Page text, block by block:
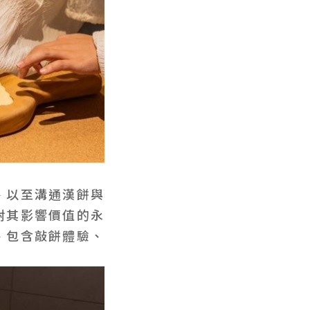
至溝通漢餅與
影響價值的永
含敲餅體驗、